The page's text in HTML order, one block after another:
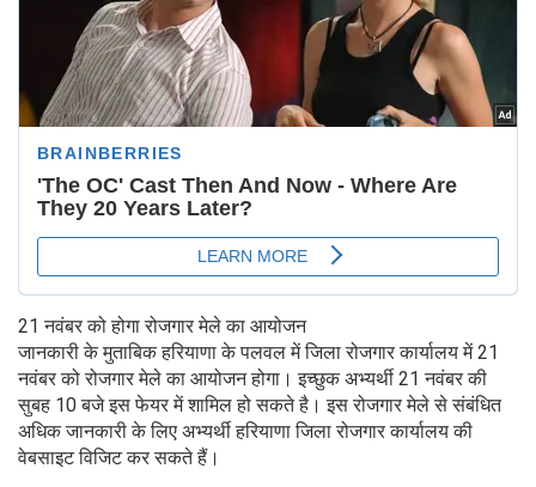
21 नवंबर को होगा रोजगार मेले का आयोजन
जानकारी के मुताबिक हरियाणा के पलवल में जिला रोजगार कार्यालय में 21
नवंबर को रोजगार मेले का आयोजन होगा। इच्छुक अभ्यर्थी 21 नवंबर की
सुबह 10 बजे इस फेयर में शामिल हो सकते है। इस रोजगार मेले से संबंधित
अधिक जानकारी के लिए अभ्यर्थी हरियाणा जिला रोजगार कार्यालय की
वेबसाइट विजिट कर सकते हैं।